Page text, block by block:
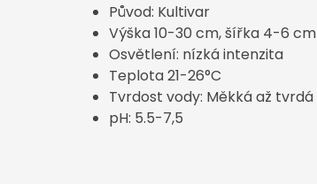
Původ: Kultivar
Výška 10-30 cm, šířka 4-6 cm
Osvětlení: nízká intenzita
Teplota 21-26°C
Tvrdost vody: Měkká až tvrdá
pH: 5.5-7,5